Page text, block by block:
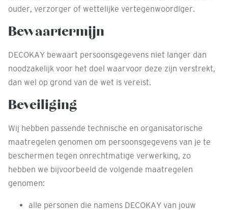
ouder, verzorger of wettelijke vertegenwoordiger.
Bewaartermijn
DECOKAY bewaart persoonsgegevens niet langer dan
noodzakelijk voor het doel waarvoor deze zijn verstrekt,
dan wel op grond van de wet is vereist.
Beveiliging
Wij hebben passende technische en organisatorische
maatregelen genomen om persoonsgegevens van je te
beschermen tegen onrechtmatige verwerking, zo
hebben we bijvoorbeeld de volgende maatregelen
genomen:
alle personen die namens DECOKAY van jouw